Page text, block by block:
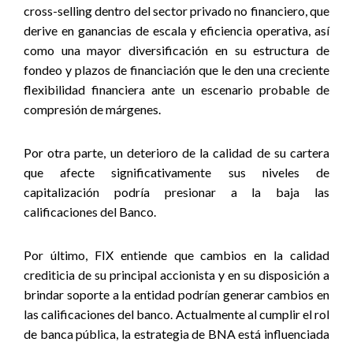
cross-selling dentro del sector privado no financiero, que
derive en ganancias de escala y eficiencia operativa, así
como una mayor diversificación en su estructura de
fondeo y plazos de financiación que le den una creciente
flexibilidad financiera ante un escenario probable de
compresión de márgenes.
Por otra parte, un deterioro de la calidad de su cartera
que afecte significativamente sus niveles de
capitalización podría presionar a la baja las
calificaciones del Banco.
Por último, FIX entiende que cambios en la calidad
crediticia de su principal accionista y en su disposición a
brindar soporte a la entidad podrían generar cambios en
las calificaciones del banco. Actualmente al cumplir el rol
de banca pública, la estrategia de BNA está influenciada